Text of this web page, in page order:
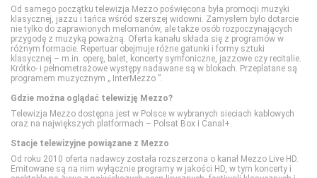
FILMBOX+ Action
FILMBOX+ Comedy
FILMBOX+ Emotion
FILMBOX+ Festival
FILMBOX+ Hits
Polsat Sport Extra 2
Polsat Sport Extra 3
Polsat Sport Extra 4
Polsat Sport Fight
Polsat Sport Premium 1
National Geographic Wild
PLANETE+
Polsat Doku
Polsat Viasat Explore
Polsat Viasat History
TLC
TTV
TVN Style
TVN Turbo
TVP Kobieta
Od samego początku telewizja Mezzo poświęcona była promocji muzyki
klasycznej, jazzu i tańca wśród szerszej widowni. Zamysłem było dotarcie
nie tylko do zaprawionych melomanów, ale także osób rozpoczynających
przygodę z muzyką poważną. Oferta kanału składa się z programów w
różnym formacie. Repertuar obejmuje różne gatunki i formy sztuki
klasycznej – m.in. operę, balet, koncerty symfoniczne, jazzowe czy recitalie.
Krótko- i pełnometrażowe występy nadawane są w blokach. Przeplatane są
programem muzycznym „ InterMezzo ”.
Gdzie można oglądać telewizję Mezzo?
Telewizja Mezzo dostępna jest w Polsce w wybranych sieciach kablowych
oraz na największych platformach – Polsat Box i Canal+.
Stacje telewizyjne powiązane z Mezzo
Od roku 2010 oferta nadawcy została rozszerzona o kanał Mezzo Live HD.
Emitowane są na nim wyłącznie programy w jakości HD, w tym koncerty i